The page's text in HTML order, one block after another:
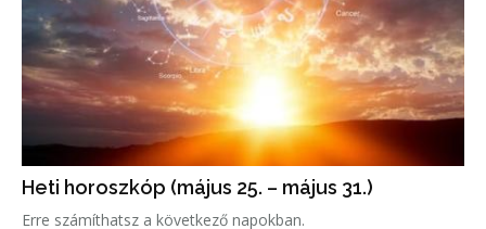
Heti horoszkóp (május 25. – május 31.)
Erre számíthatsz a következő napokban.